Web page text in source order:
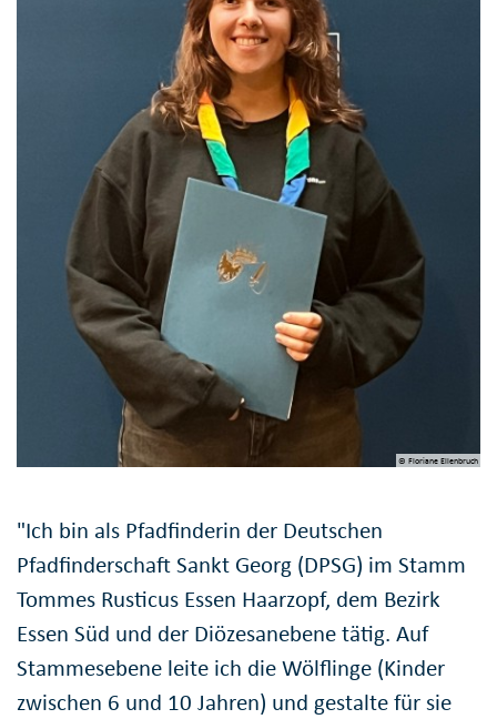
© Floriane Ellenbruch
"Ich bin als Pfadfinderin der Deutschen
Pfadfinderschaft Sankt Georg (DPSG) im Stamm
Tommes Rusticus Essen Haarzopf, dem Bezirk
Essen Süd und der Diözesanebene tätig. Auf
Stammesebene leite ich die Wölflinge (Kinder
zwischen 6 und 10 Jahren) und gestalte für sie